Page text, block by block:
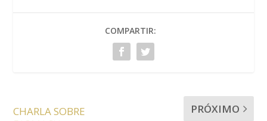
COMPARTIR:
CHARLA SOBRE
PRÓXIMO